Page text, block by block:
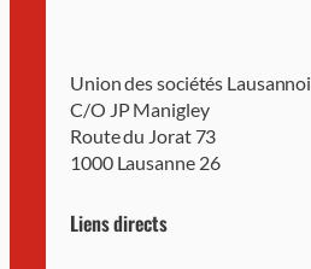
Union des sociétés
C/O JP Manigley
Route du Jorat 73
1000 Lausanne 26
Liens directs